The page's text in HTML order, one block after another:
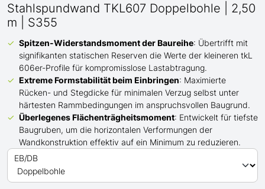
Stahlspundwand TKL607 Doppelbohle | 2,50
m | S355
Spitzen-Widerstandsmoment der Baureihe: Übertrifft mit
signifikanten statischen Reserven die Werte der kleineren tkL
606er-Profile für kompromisslose Lastabtragung.
Extreme Formstabilität beim Einbringen: Maximierte
Rücken- und Stegdicke für minimalen Verzug selbst unter
härtesten Rammbedingungen im anspruchsvollen Baugrund.
Überlegenes Flächenträgheitsmoment: Entwickelt für tiefste
Baugruben, um die horizontalen Verformungen der
Wandkonstruktion effektiv auf ein Minimum zu reduzieren.
EB/DB